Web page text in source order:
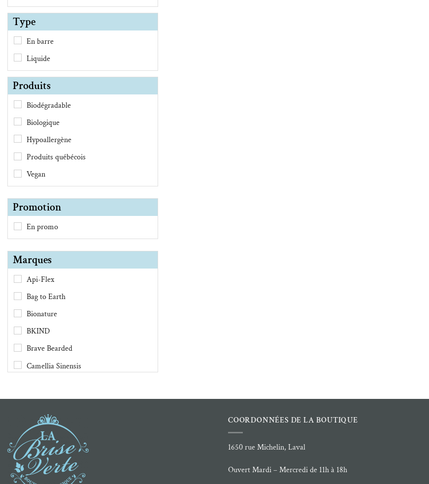
Type
En barre
Liquide
Produits
Biodégradable
Biologique
Hypoallergène
Produits québécois
Vegan
Promotion
En promo
Marques
Api-Flex
Bag to Earth
Bionature
BKIND
Brave Bearded
Camellia Sinensis
Clef des Champs
Danesco
Demain Demain
Dental Lace
DivaCup
COORDONNÉES DE LA BOUTIQUE
1650 rue Michelin, Laval
Ouvert Mardi – Mercredi de 11h à 18h